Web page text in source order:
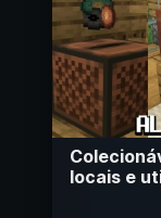
locais e